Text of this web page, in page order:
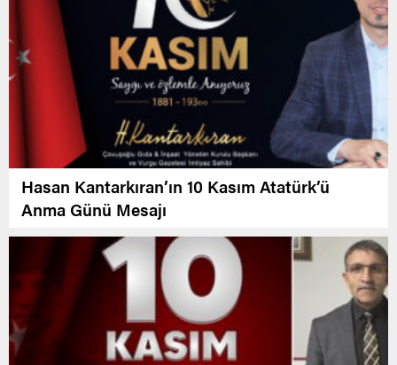
Hasan Kantarkıran’ın 10 Kasım Atatürk’ü
Anma Günü Mesajı